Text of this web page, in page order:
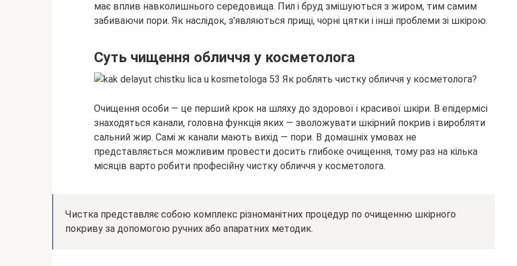
має вплив навколишнього середовища. Пил і бруд змішуються з жиром, тим самим
забиваючи пори. Як наслідок, з’являються прищі, чорні цятки і інші проблеми зі шкірою.
Суть чищення обличчя у косметолога
Очищення особи — це перший крок на шляху до здорової і красивої шкіри. В епідермісі
знаходяться канали, головна функція яких — зволожувати шкірний покрив і виробляти
сальний жир. Самі ж канали мають вихід — пори. В домашніх умовах не
представляється можливим провести досить глибоке очищення, тому раз на кілька
місяців варто робити професійну чистку обличчя у косметолога.
Чистка представляє собою комплекс різноманітних процедур по очищенню шкірного
покриву за допомогою ручних або апаратних методик.